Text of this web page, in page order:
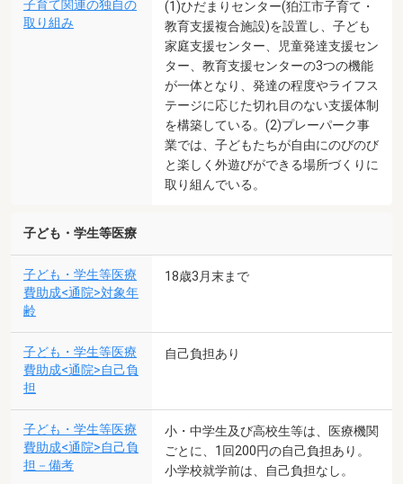
子育て関連の独自の
取り組み
(1)ひだまりセンター(狛江市子育て・
教育支援複合施設)を設置し、子ども
家庭支援センター、児童発達支援セン
ター、教育支援センターの3つの機能
が一体となり、発達の程度やライフス
テージに応じた切れ目のない支援体制
を構築している。(2)プレーパーク事
業では、子どもたちが自由にのびのび
と楽しく外遊びができる場所づくりに
取り組んでいる。
子ども・学生等医療
子ども・学生等医療
費助成<通院>対象年
齢
18歳3月末まで
子ども・学生等医療
費助成<通院>自己負
担
自己負担あり
子ども・学生等医療
費助成<通院>自己負
担－備考
小・中学生及び高校生等は、医療機関
ごとに、1回200円の自己負担あり。
小学校就学前は、自己負担なし。